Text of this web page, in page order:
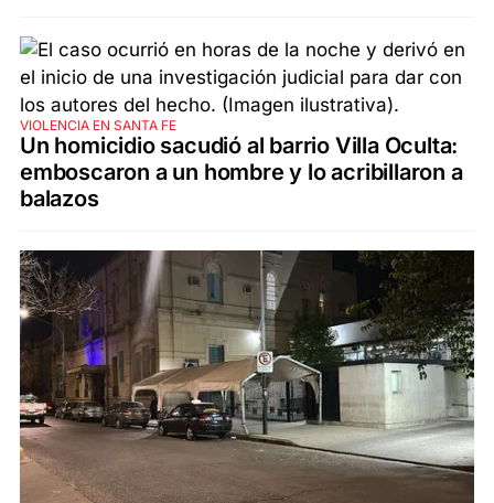
VIOLENCIA EN SANTA FE
Un homicidio sacudió al barrio Villa Oculta:
emboscaron a un hombre y lo acribillaron a
balazos